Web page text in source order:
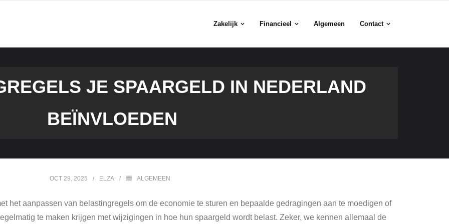
Zakelijk Financieel Algemeen Contact
JE SPAARGELD IN NEDERLAND
BEÏNVLOEDEN
OCT 29, 2025 ELZA ALGEMEEN
het aanpassen van belastingregels om de economie te sturen en bepaalde gedragingen aan te moedigen of
te maken krijgen met wijzigingen in hoe hun spaargeld wordt belast. Zeker, we kennen allemaal de